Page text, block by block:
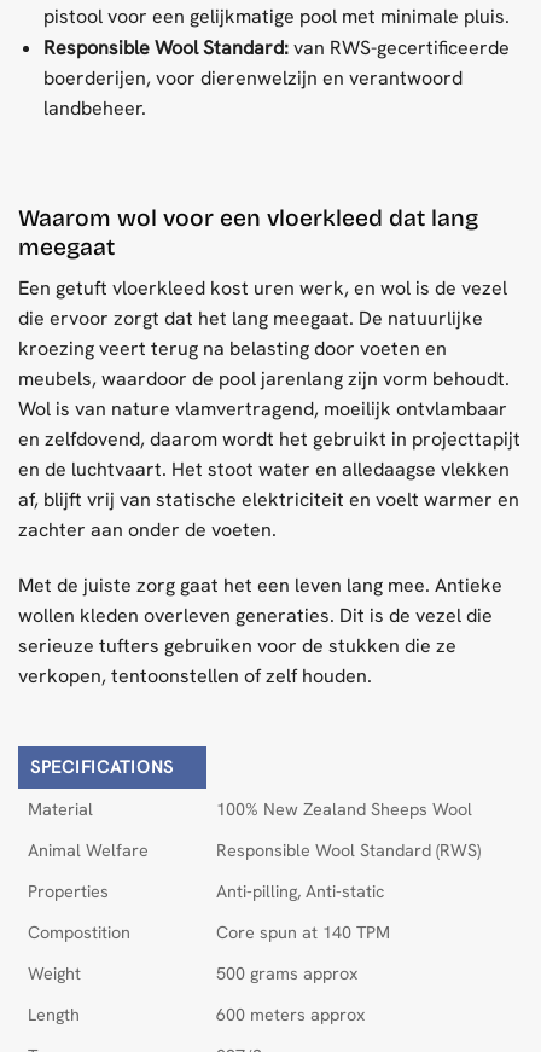
pistool voor een gelijkmatige pool met minimale pluis.
Responsible Wool Standard:van RWS-gecertificeerde
boerderijen, voor dierenwelzijn en verantwoord
landbeheer.
Waarom wol voor een vloerkleed dat lang
meegaat
Een getuft vloerkleed kost uren werk, en wol is de vezel
die ervoor zorgt dat het lang meegaat. De natuurlijke
kroezing veert terug na belasting door voeten en
meubels, waardoor de pool jarenlang zijn vorm behoudt.
Wol is van nature vlamvertragend, moeilijk ontvlambaar
en zelfdovend, daarom wordt het gebruikt in projecttapijt
en de luchtvaart. Het stoot water en alledaagse vlekken
af, blijft vrij van statische elektriciteit en voelt warmer en
zachter aan onder de voeten.
Met de juiste zorg gaat het een leven lang mee. Antieke
wollen kleden overleven generaties. Dit is de vezel die
serieuze tufters gebruiken voor de stukken die ze
verkopen, tentoonstellen of zelf houden.
SPECIFICATIONS
Material
100% New Zealand Sheeps Wool
Animal Welfare
Responsible Wool Standard (RWS)
Properties
Anti-pilling, Anti-static
Compostition
Core spun at 140 TPM
Weight
500 grams approx
Length
600 meters approx